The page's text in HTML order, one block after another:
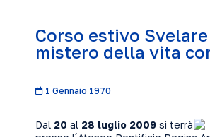
Corso estivo
mistero della vita
1 Gennaio 1970
Dal 20 al 28 luglio 2009 si terrà